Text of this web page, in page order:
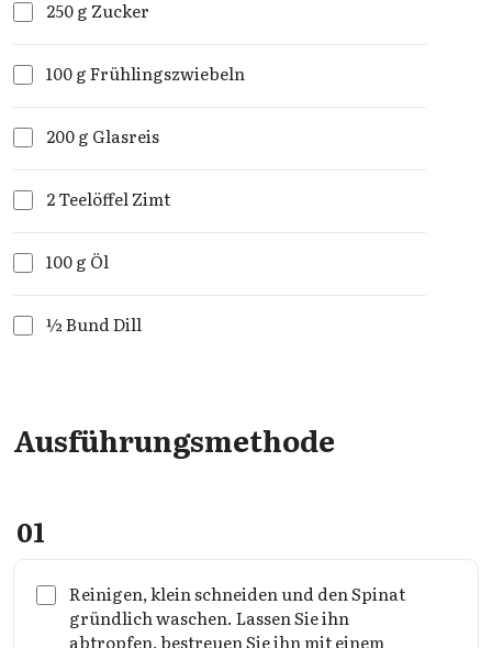
250 g Zucker
100 g Frühlingszwiebeln
200 g Glasreis
2 Teelöffel Zimt
100 g Öl
½ Bund Dill
Ausführungsmethode
01
Reinigen, klein schneiden und den Spinat
gründlich waschen. Lassen Sie ihn
abtropfen, bestreuen Sie ihn mit einem